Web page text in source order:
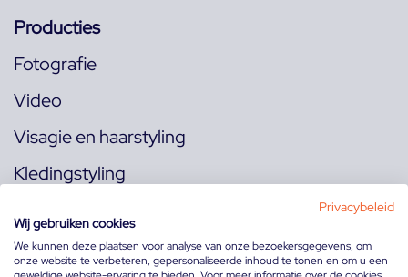
Producties
Fotografie
Video
Visagie en haarstyling
Kledingstyling
Privacybeleid
Wij gebruiken cookies
We kunnen deze plaatsen voor analyse van onze bezoekersgegevens, om
onze website te verbeteren, gepersonaliseerde inhoud te tonen en om u een